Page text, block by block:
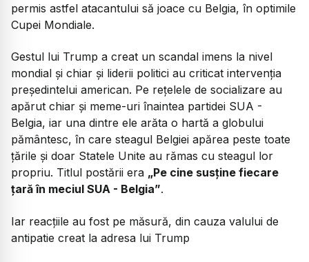
permis astfel atacantului să joace cu Belgia, în optimile
Cupei Mondiale.
Gestul lui Trump a creat un scandal imens la nivel
mondial și chiar și liderii politici au criticat intervenția
președintelui american. Pe rețelele de socializare au
apărut chiar și meme-uri înaintea partidei SUA -
Belgia, iar una dintre ele arăta o hartă a globului
pământesc, în care steagul Belgiei apărea peste toate
țările și doar Statele Unite au rămas cu steagul lor
propriu. Titlul postării era „Pe cine susține fiecare
țară în meciul SUA - Belgia”.
Iar reacțiile au fost pe măsură, din cauza valului de
antipatie creat la adresa lui Trump